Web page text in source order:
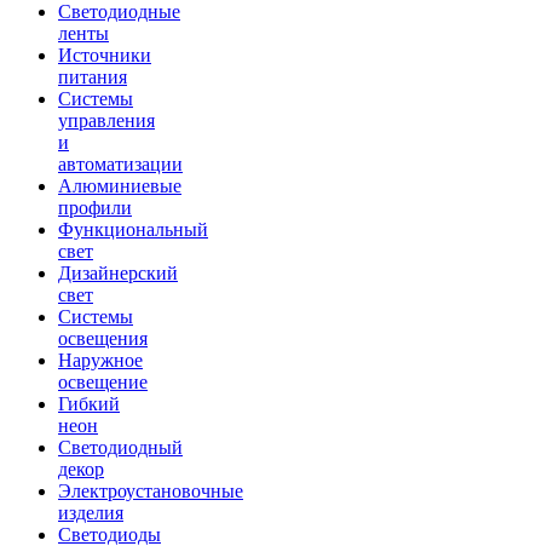
Светодиодные
ленты
Источники
питания
Системы
управления
и
автоматизации
Алюминиевые
профили
Функциональный
свет
Дизайнерский
свет
Системы
освещения
Наружное
освещение
Гибкий
неон
Светодиодный
декор
Электроустановочные
изделия
Светодиоды